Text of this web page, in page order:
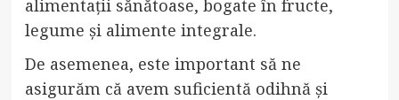
alimentații sănătoase, bogate în fructe,
legume și alimente integrale.
De asemenea, este important să ne
asigurăm că avem suficientă odihnă și